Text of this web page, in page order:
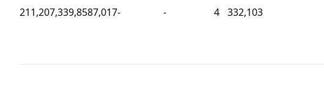
332,103
4
-
-7,017
211,207,339,858